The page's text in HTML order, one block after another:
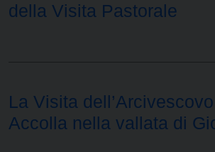
della Visita Pastorale
La Visita
Accolla nella vallata di